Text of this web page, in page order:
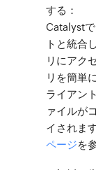
する：
Catalyst
トと統合
リにアク
リを簡単
ライアン
ァイルが
イされま
ページを